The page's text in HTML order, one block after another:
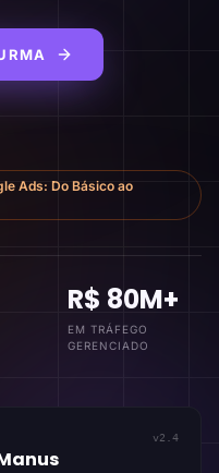
Ads: Do Básico ao
R$ 80M+
EM TRÁFEGO
GERENCIADO
v2.4